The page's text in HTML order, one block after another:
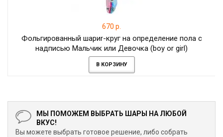
670 р.
Фольгированный шариr-круг на определение пола с
надписью Мальчик или Девочка (boy or girl)
В КОРЗИНУ
МЫ ПОМОЖЕМ ВЫБРАТЬ ШАРЫ НА ЛЮБОЙ
ВКУС!
Вы можете выбрать готовое решение, либо собрать